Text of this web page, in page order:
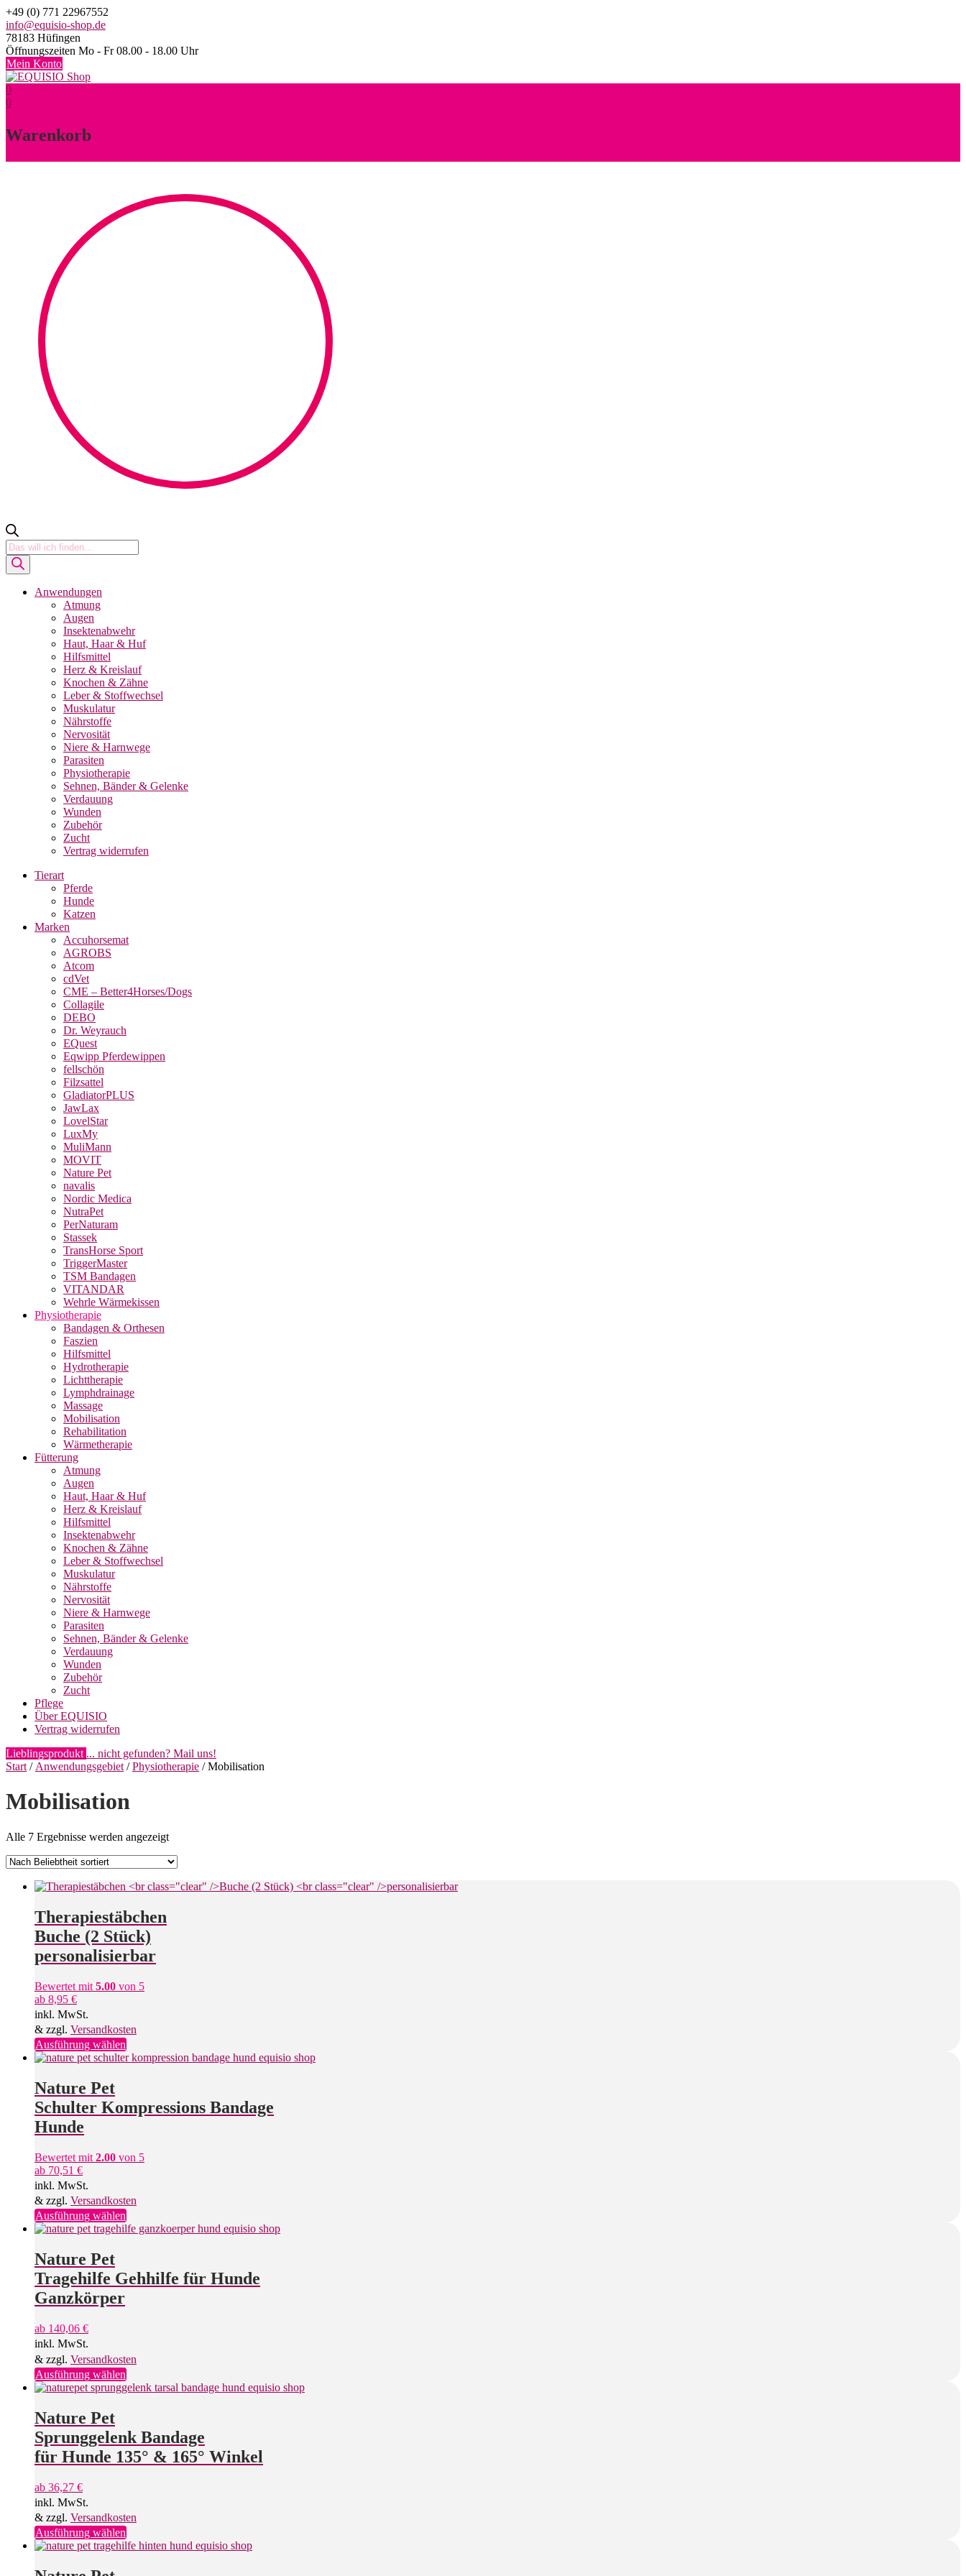
Skip
to
content
+49 (0) 771 22967552
info@equisio-shop.de
78183 Hüfingen
Öffnungszeiten Mo - Fr 08.00 - 18.00 Uhr
Mein Konto
0
0
Warenkorb
Products
search
Anwendungen
Atmung
Augen
Insektenabwehr
Haut, Haar & Huf
Hilfsmittel
Herz & Kreislauf
Knochen & Zähne
Leber & Stoffwechsel
Muskulatur
Nährstoffe
Nervosität
Niere & Harnwege
Parasiten
Physiotherapie
Sehnen, Bänder & Gelenke
Verdauung
Wunden
Zubehör
Zucht
Vertrag widerrufen
Tierart
Pferde
Hunde
Katzen
Marken
Accuhorsemat
AGROBS
Atcom
cdVet
CME – Better4Horses/Dogs
Collagile
DEBO
Dr. Weyrauch
EQuest
Eqwipp Pferdewippen
fellschön
Filzsattel
GladiatorPLUS
JawLax
LovelStar
LuxMy
MuliMann
MOVIT
Nature Pet
navalis
Nordic Medica
NutraPet
PerNaturam
Stassek
TransHorse Sport
TriggerMaster
TSM Bandagen
VITANDAR
Wehrle Wärmekissen
Physiotherapie
Bandagen & Orthesen
Faszien
Hilfsmittel
Hydrotherapie
Lichttherapie
Lymphdrainage
Massage
Mobilisation
Rehabilitation
Wärmetherapie
Fütterung
Atmung
Augen
Haut, Haar & Huf
Herz & Kreislauf
Hilfsmittel
Insektenabwehr
Knochen & Zähne
Leber & Stoffwechsel
Muskulatur
Nährstoffe
Nervosität
Niere & Harnwege
Parasiten
Sehnen, Bänder & Gelenke
Verdauung
Wunden
Zubehör
Zucht
Pflege
Über EQUISIO
Vertrag widerrufen
Lieblingsprodukt ... nicht gefunden? Mail uns!
Start / Anwendungsgebiet /Physiotherapie / Mobilisation
Mobilisation
Alle 7 Ergebnisse werden angezeigtNach
sortiert
Therapiestäbchen
Buche (2 Stück)
personalisierbar
Bewertet mit 5.00 von 5
ab 8,95 €
inkl. MwSt.
& zzgl. Versandkosten
Ausführung wählenDieses
Produkt
auf.
auf
gewählt
werden
Nature Pet
Schulter Kompressions Bandage
Hunde
Bewertet mit 2.00 von 5
ab 70,51 €
inkl. MwSt.
& zzgl. Versandkosten
Ausführung wählenDieses
Produkt
auf.
Produktseite
gewählt
werden
Nature Pet
Tragehilfe Gehhilfe für Hunde
Ganzkörper
ab 140,06 €
inkl. MwSt.
& zzgl. Versandkosten
Ausführung wählenDieses
Produkt
auf.
Die
Optionen
Produktseite
gewählt
werden
Nature Pet
Sprunggelenk Bandage
für Hunde 135° & 165° Winkel
ab 36,27 €
inkl. MwSt.
& zzgl. Versandkosten
Ausführung wählenDieses
Produkt